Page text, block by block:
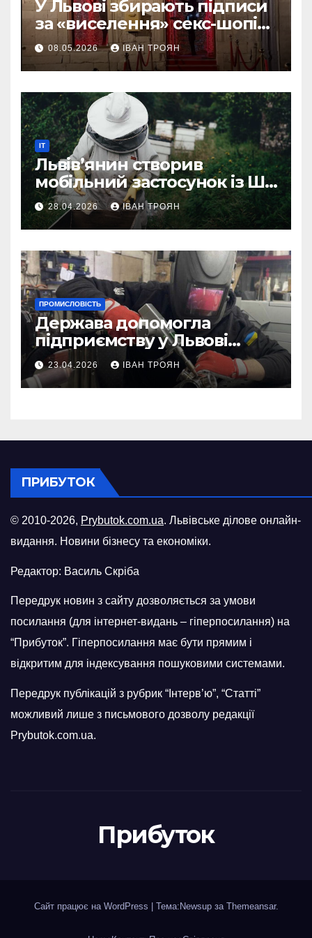
У Львові збирають підписи
за «виселення» секс-шопів
із центру міста
08.05.2026 ІВАН ТРОЯН
IT
Львів’янин створив
мобільний застосунок із ШІ-
асистентом для бджолярів
28.04.2026 ІВАН ТРОЯН
ПРОМИСЛОВІСТЬ
Держава допомогла
підприємству у Львові
відновити виробничі
потужності після атаки
російського БПЛА
23.04.2026 ІВАН ТРОЯН
ПРИБУТОК
© 2010-2026, Prybutok.com.ua. Львівське ділове онлайн-
видання. Новини бізнесу та економіки.
Редактор: Василь Скріба
Передрук новин з сайту дозволяється за умови
посилання (для інтернет-видань – гіперпосилання) на
“Прибуток”. Гіперпосилання має бути прямим і
відкритим для індексування пошуковими системами.
Передрук публікацій з рубрик “Інтерв’ю”, “Статті”
можливий лише з письмового дозволу редакції
Prybutok.com.ua.
Прибуток
Сайт працює на WordPress Тема:Newsup за Themeansar.